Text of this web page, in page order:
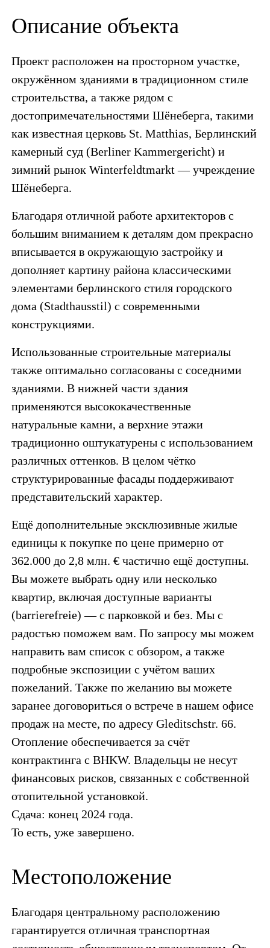
Описание объекта
Проект расположен на просторном участке,
окружённом зданиями в традиционном стиле
строительства, а также рядом с
достопримечательностями Шёнеберга, такими
как известная церковь St. Matthias, Берлинский
камерный суд (Berliner Kammergericht) и
зимний рынок Winterfeldtmarkt — учреждение
Шёнеберга.
Благодаря отличной работе архитекторов с
большим вниманием к деталям дом прекрасно
вписывается в окружающую застройку и
дополняет картину района классическими
элементами берлинского стиля городского
дома (Stadthausstil) с современными
конструкциями.
Использованные строительные материалы
также оптимально согласованы с соседними
зданиями. В нижней части здания
применяются высококачественные
натуральные камни, а верхние этажи
традиционно оштукатурены с использованием
различных оттенков. В целом чётко
структурированные фасады поддерживают
представительский характер.
Ещё дополнительные эксклюзивные жилые
единицы к покупке по цене примерно от
362.000 до 2,8 млн. € частично ещё доступны.
Вы можете выбрать одну или несколько
квартир, включая доступные варианты
(barrierefreie) — с парковкой и без. Мы с
радостью поможем вам. По запросу мы можем
направить вам список с обзором, а также
подробные экспозиции с учётом ваших
пожеланий. Также по желанию вы можете
заранее договориться о встрече в нашем офисе
продаж на месте, по адресу Gleditschstr. 66.
Отопление обеспечивается за счёт
контрактинга с BHKW. Владельцы не несут
финансовых рисков, связанных с собственной
отопительной установкой.
Сдача: конец 2024 года.
То есть, уже завершено.
Местоположение
Благодаря центральному расположению
гарантируется отличная транспортная